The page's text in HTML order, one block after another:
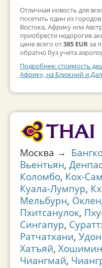
Отличная новость для
посетить один из
Востока, Африку или
приобрести недорогие
цене всего от385 EURза
обратно буз учета
Подробнее: стоимость
Африку, на Ближний и
Москва →
Вьентьян,
Коломбо, Кох-
Куала-Лумпур,
Мельбурн,
Пхитсанулок,
Сингапур,
Ратчатхани,
Хатъяй, Хошимин
Чиангмай,